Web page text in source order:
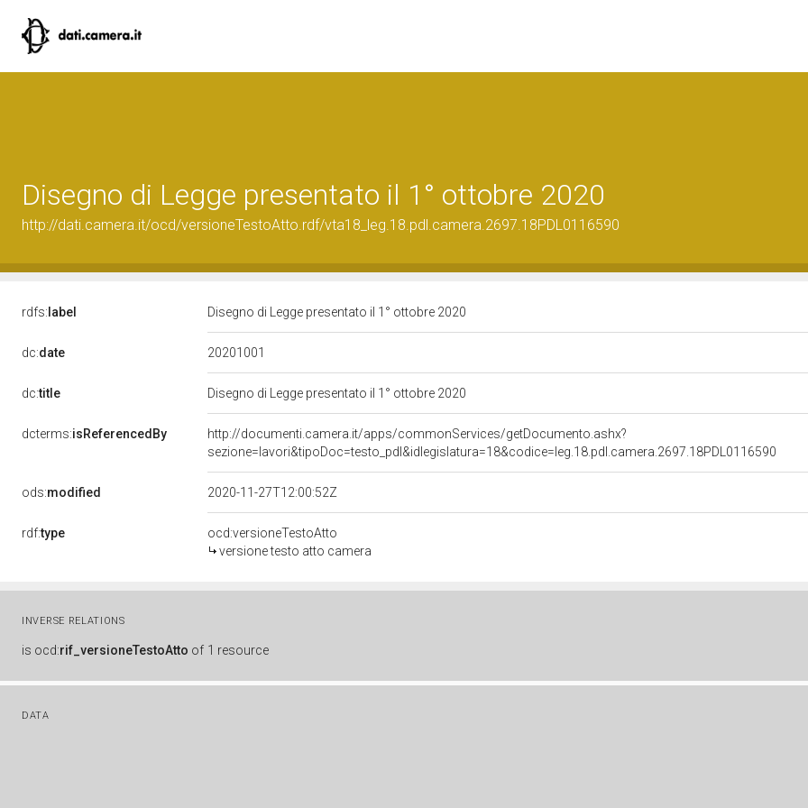
Disegno di Legge presentato il 1° ottobre 2020
http://dati.camera.it/ocd/versioneTestoAtto.rdf/vta18_leg.18.pdl.camera.2697.18PDL0116590
rdfs: label Disegno di Legge presentato il 1° ottobre 2020
dc:date 20201001
dc:title Disegno di Legge presentato il 1° ottobre 2020
dcterms:isReferencedBy
http://documenti.camera.it/apps/commonServices/getDocumento.ashx?
sezione=lavori&tipoDoc=testo_pdl&idlegislatura=18&codice=leg.18.pdl.camera.2697.18PDL0116590
ods:modified 2020-11-27T12:00:52Z
rdf:type
ocd:versioneTestoAtto
versione testo atto camera
INVERSE RELATIONS
is ocd:rif_versioneTestoAtto of 1 resource
DATA